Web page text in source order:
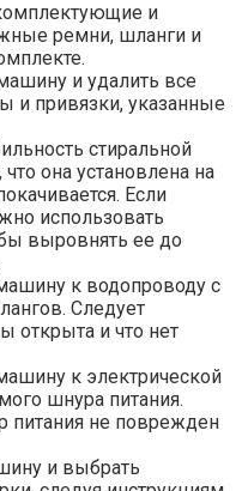
и
ремни, шланги и
и удалить все
и привязки, указанные
стиральной
она установлена на
Если
использовать
выровнять ее до
к водопроводу с
Следует
открыта и что нет
к электрической
шнура питания.
питания не поврежден
и выбрать